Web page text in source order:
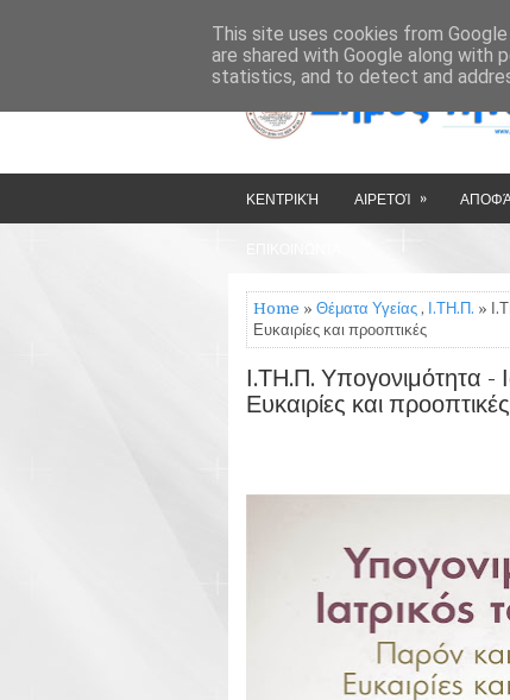
HOME ΔΉΜΟΣ ΤΉΝΟΥ » »
ΚΕΝΤΡΙΚΉ ΑΙΡΕΤΟΊ »
Home » Θέματα Υγείας , Ι.ΤΗ.Π. »
Ευκαιρίες και προοπτικές
Ι.ΤΗ.Π. Υπογονιμότητα -
Ευκαιρίες και προοπτικές
This site uses cookies from
are shared with Google along with
statistics, and to detect and